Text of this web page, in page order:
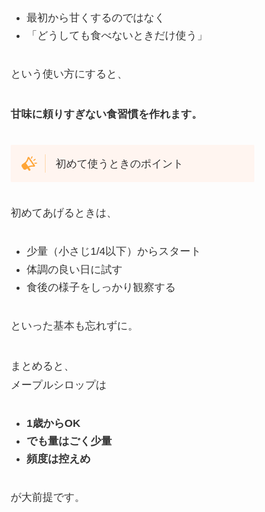
最初から甘くするのではなく
「どうしても食べないときだけ使う」
という使い方にすると、
甘味に頼りすぎない食習慣を作れます。
初めて使うときのポイント
初めてあげるときは、
少量（小さじ1/4以下）からスタート
体調の良い日に試す
食後の様子をしっかり観察する
といった基本も忘れずに。
まとめると、
メープルシロップは
1歳からOK
でも量はごく少量
頻度は控えめ
が大前提です。